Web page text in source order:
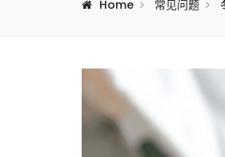
Home 常见问题